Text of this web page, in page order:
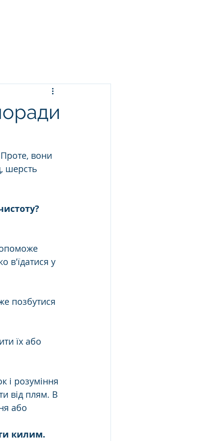
вони
шерсть
в'їдатися у
позбутися
їх або
і розуміння
від плям. В
або
килим.